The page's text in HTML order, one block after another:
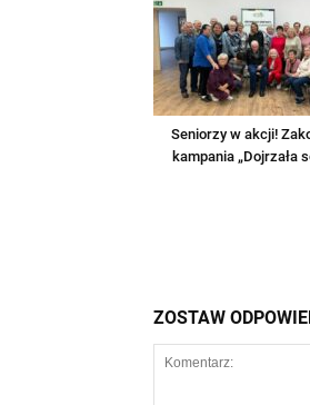
Seniorzy w akcji!
kampania „Dojrzała
ZOSTAW